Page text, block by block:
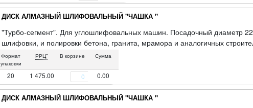
ДИСК АЛМАЗНЫЙ ШЛИФОВАЛЬНЫЙ "ЧАШКА "
"Турбо-сегмент". Для углошлифовальных машин. Посадочный диаметр
шлифовки, и полировки бетона, гранита, мрамора и аналогичных
обработки. Материал: инструментальная сталь, режущая кромка
Упаковка :картонная коробка .
Формат
упаковки
РРЦ* В корзине Сумма
20 1 475.00 0.00
ДИСК АЛМАЗНЫЙ ШЛИФОВАЛЬНЫЙ "ЧАШКА "